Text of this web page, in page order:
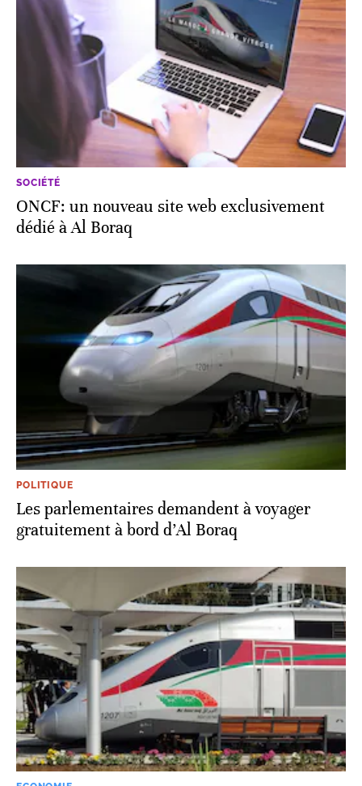
SOCIÉTÉ
ONCF: un nouveau site web exclusivement
dédié à Al Boraq
POLITIQUE
Les parlementaires demandent à voyager
gratuitement à bord d’Al Boraq